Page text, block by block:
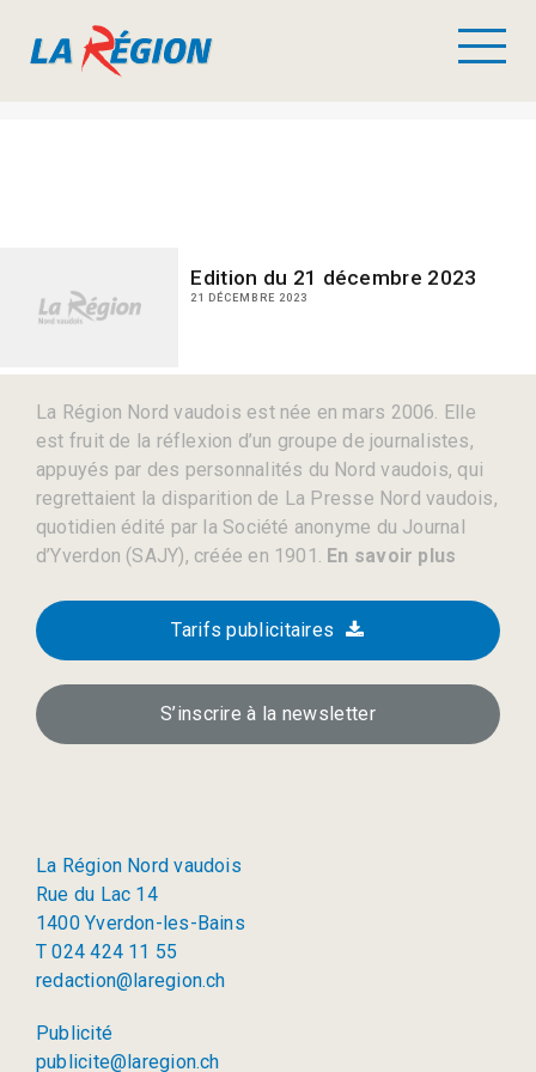
Edition du 21 décembre 2023
21 DÉCEMBRE 2023
La Région Nord vaudois est née en mars 2006. Elle
est fruit de la réflexion d’un groupe de journalistes,
appuyés par des personnalités du Nord vaudois, qui
regrettaient la disparition de La Presse Nord vaudois,
quotidien édité par la Société anonyme du Journal
d’Yverdon (SAJY), créée en 1901. En savoir plus
Tarifs publicitaires
S’inscrire à la newsletter
La Région Nord vaudois
Rue du Lac 14
1400 Yverdon-les-Bains
T 024 424 11 55
redaction@laregion.ch
Publicité
publicite@laregion.ch